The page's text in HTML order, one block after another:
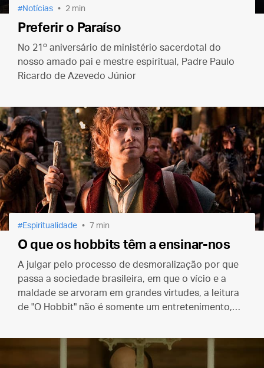
Notícias 2 min
Preferir o Paraíso
No 21º aniversário de ministério sacerdotal do
nosso amado pai e mestre espiritual, Padre Paulo
Ricardo de Azevedo Júnior
Espiritualidade 7 min
O que os hobbits têm a ensinar-nos
A julgar pelo processo de desmoralização por que
passa a sociedade brasileira, em que o vício e a
maldade se arvoram em grandes virtudes, a leitura
de "O Hobbit" não é somente um entretenimento,